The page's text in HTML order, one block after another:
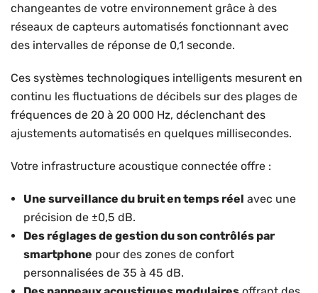
changeantes de votre environnement grâce à des
réseaux de capteurs automatisés fonctionnant avec
des intervalles de réponse de 0,1 seconde.
Ces systèmes technologiques intelligents mesurent en
continu les fluctuations de décibels sur des plages de
fréquences de 20 à 20 000 Hz, déclenchant des
ajustements automatisés en quelques millisecondes.
Votre infrastructure acoustique connectée offre :
Une surveillance du bruit en temps réel avec une
précision de ±0,5 dB.
Des réglages de gestion du son contrôlés par
smartphone pour des zones de confort
personnalisées de 35 à 45 dB.